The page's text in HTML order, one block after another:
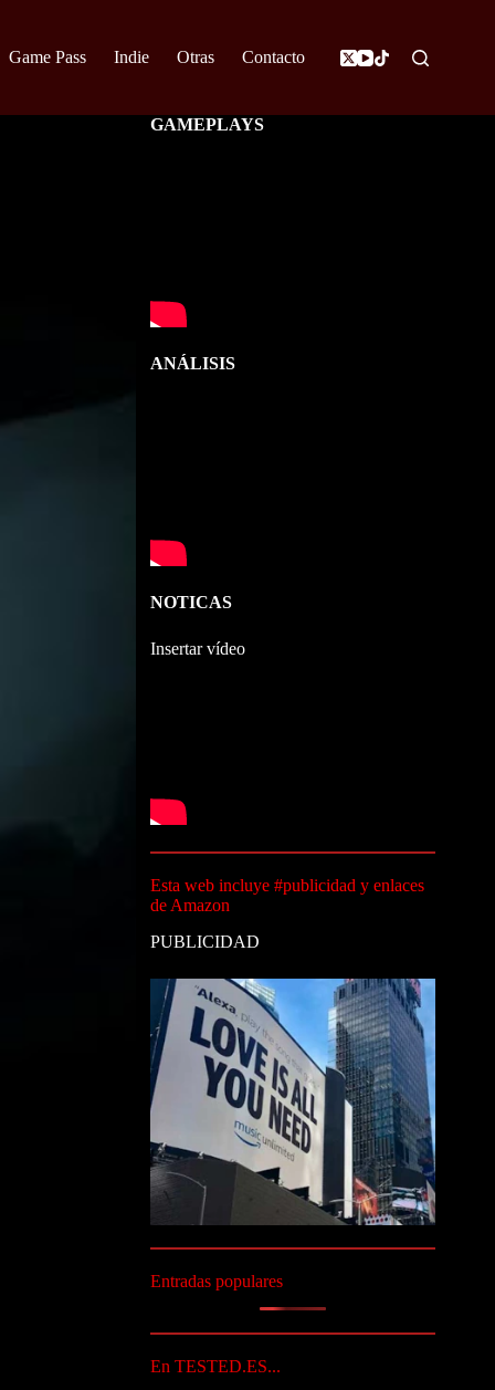
Game Pass Indie Otras Contacto
GAMEPLAYS
ANÁLISIS
NOTICAS
Insertar vídeo
Esta web incluye #publicidad y enlaces
de Amazon
PUBLICIDAD
Entradas populares
En TESTED.ES...